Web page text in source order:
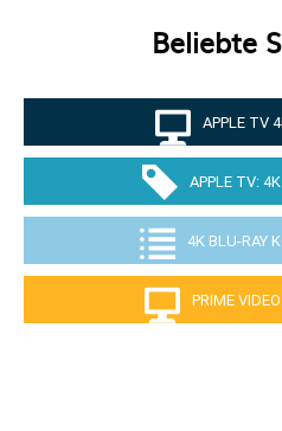
Beliebte
APPLE TV
APPLE TV:
4K BLU-RAY
PRIME